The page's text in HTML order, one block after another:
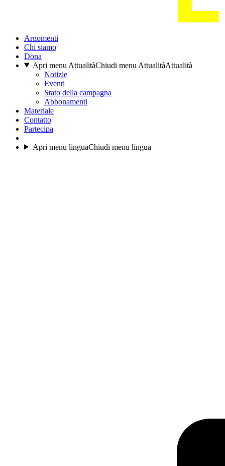
Argomenti
Chi siamo
Dona
Apri menu AttualitàChiudi menu AttualitàAttualità
Notizie
Eventi
Stato della campagna
Abbonamenti
Materiale
Contatto
Partecipa
Apri menu linguaChiudi menu lingua